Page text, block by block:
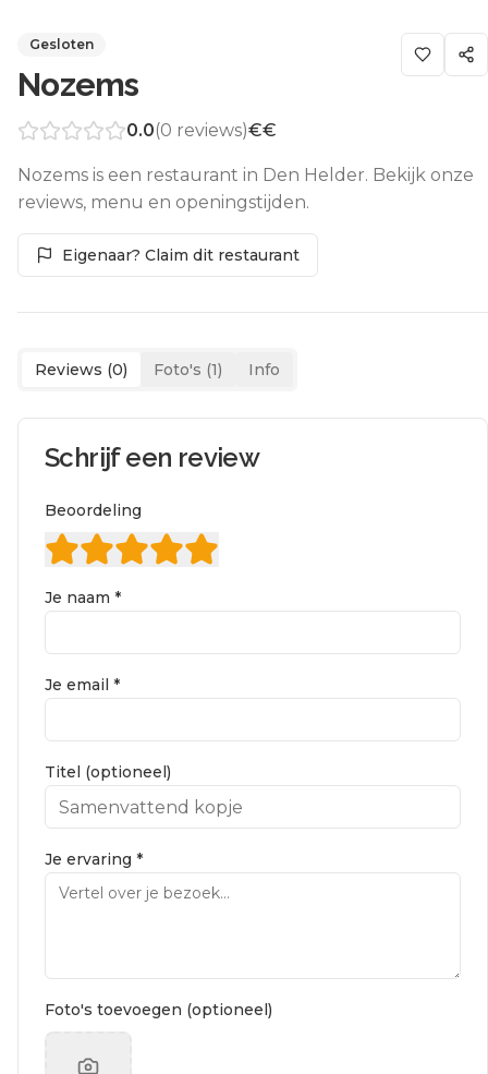
Gesloten
Nozems
0.0(0 reviews)€€
Nozems is een restaurant in Den Helder. Bekijk onze
reviews, menu en openingstijden.
Eigenaar? Claim dit restaurant
Reviews (0) Foto's (1) Info
Schrijf een review
Beoordeling
Je naam *
Je email *
Titel (optioneel)
Je ervaring *
Foto's toevoegen (optioneel)